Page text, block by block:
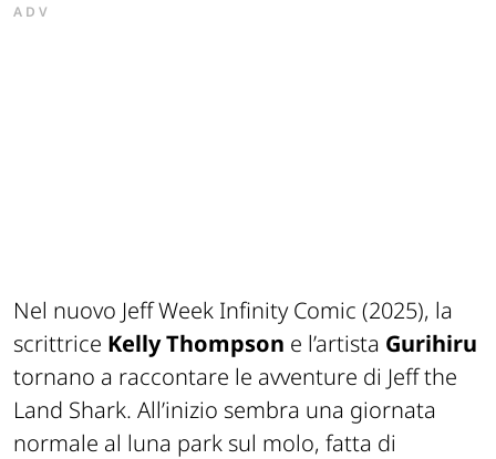
ADV
Nel nuovo Jeff Week Infinity Comic (2025), la
scrittrice Kelly Thompson e l’artista Gurihiru
tornano a raccontare le avventure di Jeff the
Land Shark. All’inizio sembra una giornata
normale al luna park sul molo, fatta di